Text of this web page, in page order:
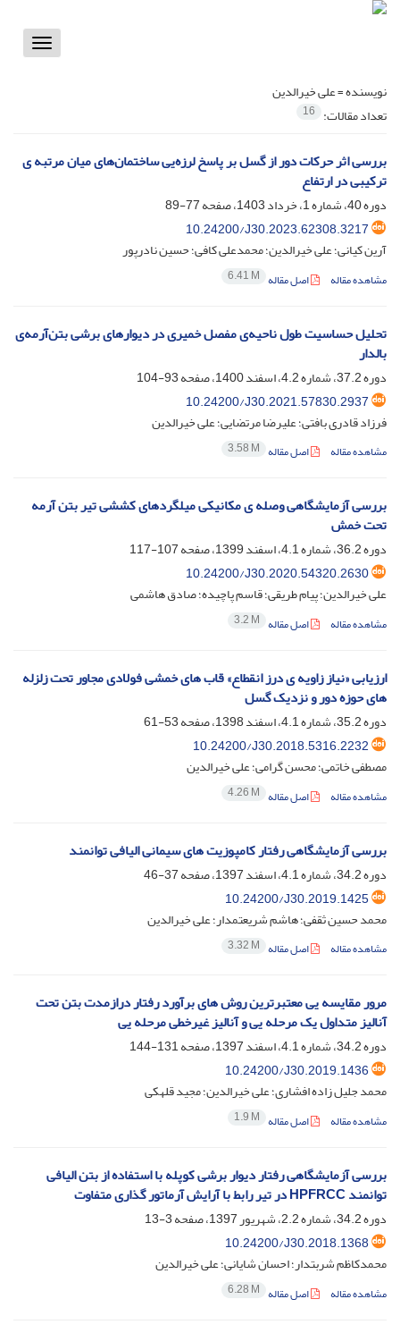
Toggle
نویسنده =علی خیرالدین
تعداد مقالات: 16
بررسی اثر حرکات دور از گسل بر پاسخ لرزه‌یی ساختمان‌های میان مرتبه ی
ترکیبی در ارتفاع
دوره 40، شماره 1، خرداد 1403، صفحه
77-89
10.24200/J30.2023.62308.3217
آرین کیانی؛ علی خیرالدین؛ محمدعلی کافی؛ حسین نادرپور
مشاهده مقاله اصل مقاله 6.41 M
تحلیل حساسیت طول ناحیه‌ی مفصل خمیری در دیوارهای برشی بتن‌آرمه‌ی
بالدار
دوره 37.2، شماره 4.2، اسفند 1400، صفحه
93-104
10.24200/J30.2021.57830.2937
فرزاد قادری بافتی؛ علیرضا مرتضایی؛ علی خیرالدین
مشاهده مقاله اصل مقاله 3.58 M
بررسی آزمایشگاهی وصله ی مکانیکی میلگردهای کششی تیر بتن آرمه
تحت خمش
دوره 36.2، شماره 4.1، اسفند 1399، صفحه
107-117
10.24200/J30.2020.54320.2630
علی خیرالدین؛ پیام طریقی؛ قاسم پاچیده؛ صادق هاشمی
مشاهده مقاله اصل مقاله 3.2 M
ارزیابی «نیاز زاویه ی درز انقطاع» قاب های خمشی فولادی مجاور تحت زلزله
های حوزه دور و نزدیک گسل
دوره 35.2، شماره 4.1، اسفند 1398، صفحه
53-61
10.24200/J30.2018.5316.2232
مصطفی خاتمی؛ محسن گرامی؛ علی خیرالدین
مشاهده مقاله اصل مقاله 4.26 M
بررسی آزمایشگاهی رفتار کامپوزیت های سیمانی الیافی توانمند
دوره 34.2، شماره 4.1، اسفند 1397، صفحه
37-46
10.24200/J30.2019.1425
محمد حسین ثقفی؛ هاشم شریعتمدار؛ علی خیرالدین
مشاهده مقاله اصل مقاله 3.32 M
مرور مقایسه یی معتبرترین روش های برآورد رفتار درازمدت بتن تحت
آنالیز متداول یک مرحله یی و آنالیز غیرخطی مرحله یی
دوره 34.2، شماره 4.1، اسفند 1397، صفحه
131-144
10.24200/J30.2019.1436
محمد جلیل زاده افشاری؛ علی خیرالدین؛ مجید قلهکی
مشاهده مقاله اصل مقاله 1.9 M
بررسی آزمایشگاهی رفتار دیوار برشی کوپله با استفاده از بتن الیافی
توانمند HPFRCC در تیر رابط با آرایش آرماتور گذاری متفاوت
دوره 34.2، شماره 2.2، شهریور 1397، صفحه
3-13
10.24200/J30.2018.1368
محمدکاظم شربتدار؛ احسان شایانی؛ علی خیرالدین
مشاهده مقاله اصل مقاله 6.28 M